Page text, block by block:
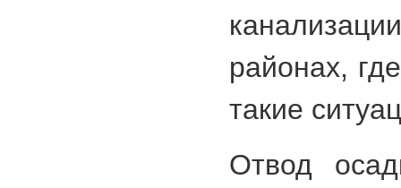
районах,
такие
Отвод